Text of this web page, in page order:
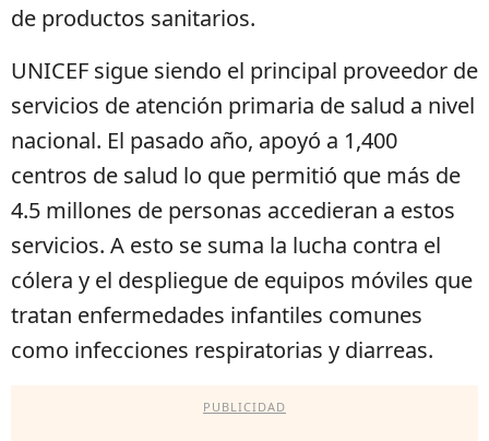
de productos sanitarios.
UNICEF sigue siendo el principal proveedor de
servicios de atención primaria de salud a nivel
nacional. El pasado año, apoyó a 1,400
centros de salud lo que permitió que más de
4.5 millones de personas accedieran a estos
servicios. A esto se suma la lucha contra el
cólera y el despliegue de equipos móviles que
tratan enfermedades infantiles comunes
como infecciones respiratorias y diarreas.
PUBLICIDAD